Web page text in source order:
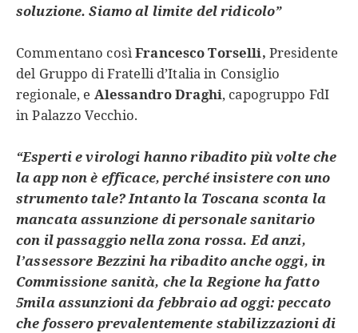
soluzione. Siamo al limite del ridicolo”
Commentano cosìFrancesco Torselli, Presidente
del Gruppo di Fratelli d’Italia in Consiglio
regionale, e Alessandro Draghi, capogruppo FdI
in Palazzo Vecchio.
“Esperti e virologi hanno ribadito più volte che
la app non è efficace, perché insistere con uno
strumento tale? Intanto la Toscana sconta la
mancata assunzione di personale sanitario
con il passaggio nella zona rossa. Ed anzi,
l’assessore Bezzini ha ribadito anche oggi, in
Commissione sanità, che la Regione ha fatto
5mila assunzioni da febbraio ad oggi: peccato
che fossero prevalentemente stabilizzazioni di